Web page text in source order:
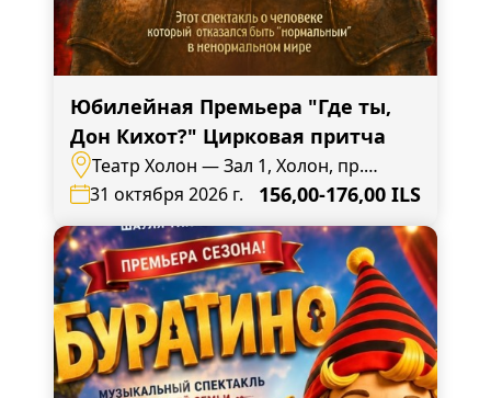
Юбилейная Премьера "Где ты,
Дон Кихот?" Цирковая притча
Театр Холон — Зал 1, Холон, пр.
Кугель, 11
31 октября 2026 г. 156,00-176,00 ILS